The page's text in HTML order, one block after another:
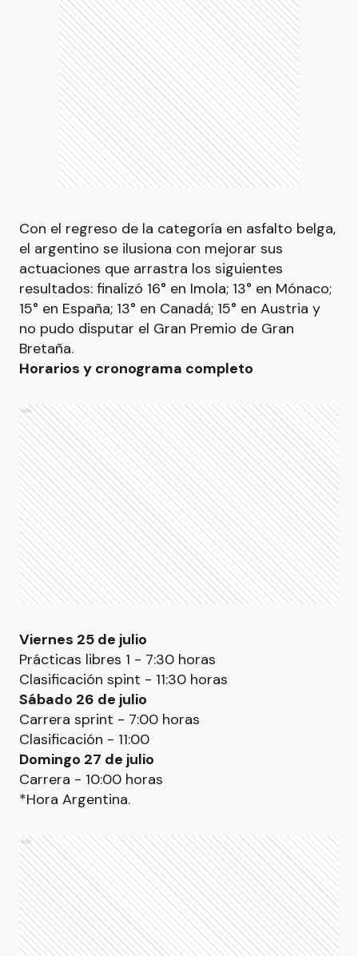
Con el regreso de la categoría en asfalto belga,
el argentino se ilusiona con mejorar sus
actuaciones que arrastra los siguientes
resultados: finalizó 16° en Imola; 13° en Mónaco;
15° en España; 13° en Canadá; 15° en Austria y
no pudo disputar el Gran Premio de Gran
Bretaña.
Horarios y cronograma completo
Ads
Viernes 25 de julio
Prácticas libres 1 - 7:30 horas
Clasificación spint - 11:30 horas
Sábado 26 de julio
Carrera sprint - 7:00 horas
Clasificación - 11:00
Domingo 27 de julio
Carrera - 10:00 horas
*Hora Argentina.
Ads